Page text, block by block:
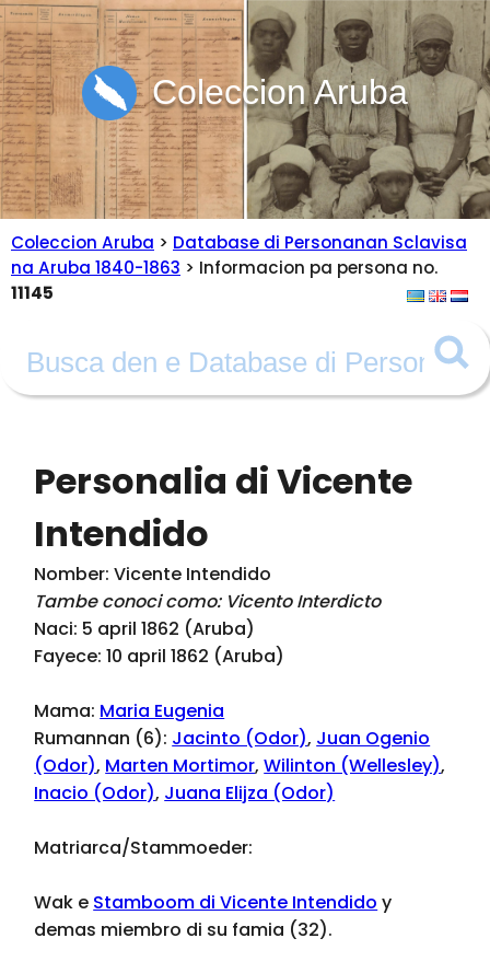
Coleccion Aruba
Coleccion Aruba > Database di Personanan Sclavisa
na Aruba 1840-1863 > Informacion pa persona no.
11145
Personalia di Vicente
Intendido
Nomber: Vicente Intendido
Tambe conoci como: Vicento Interdicto
Naci: 5 april 1862 (Aruba)
Fayece: 10 april 1862 (Aruba)
Mama: Maria Eugenia
Rumannan (6): Jacinto (Odor), Juan Ogenio
(Odor), Marten Mortimor,Wilinton (Wellesley),
Inacio (Odor), Juana Elijza (Odor)
Matriarca/Stammoeder:
Wak e Stamboom di Vicente Intendido y
demas miembro di su famia (32).